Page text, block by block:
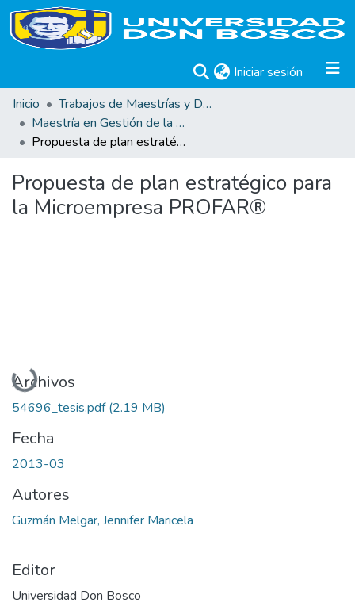
Iniciar sesión (current)
Inicio
Trabajos de Maestrías y Doctorados
Maestría en Gestión de la Calidad
Propuesta de plan estratégico para la Microempresa PROFAR®
Propuesta de plan estratégico para
la Microempresa PROFAR®
Cargando...
Archivos
54696_tesis.pdf(2.19 MB)
Fecha
2013-03
Autores
Guzmán Melgar, Jennifer Maricela
Editor
Universidad Don Bosco